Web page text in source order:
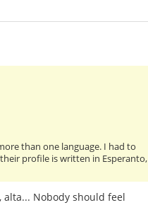
than one language. I had to
profile is written in Esperanto,
alta... Nobody should feel